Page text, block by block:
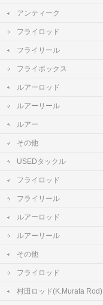
アンティーク
フライロッド
フライリール
フライボックス
ルアーロッド
ルアーリール
ルアー
その他
USEDタックル
フライロッド
フライリール
ルアーロッド
ルアーリール
その他
フライロッド
村田ロッド(K.Murata Rod)